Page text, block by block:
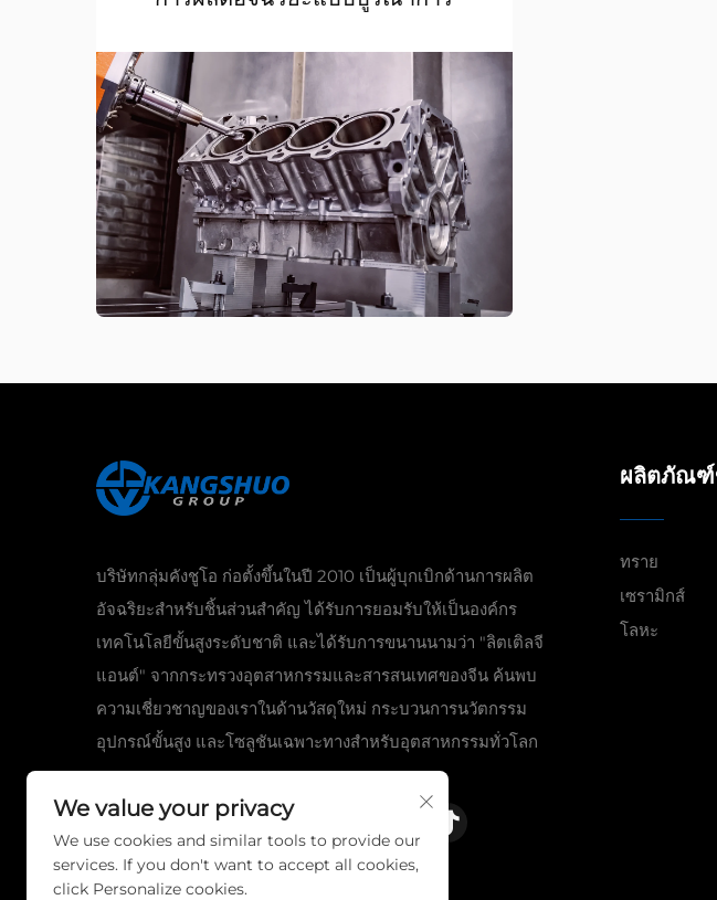
บริษัทกลุ่มคังชูโอ ก่อตั้งขึ้นในปี 2010 เป็นผู้บุกเบิกด้านการผลิต
อัจฉริยะสำหรับชิ้นส่วนสำคัญ ได้รับการยอมรับให้เป็นองค์กร
เทคโนโลยีขั้นสูงระดับชาติ และได้รับการขนานนามว่า "ลิตเติลจี
แอนต์" จากกระทรวงอุตสาหกรรมและสารสนเทศของจีน ค้นพบ
ความเชี่ยวชาญของเราในด้านวัสดุใหม่ กระบวนการนวัตกรรม
อุปกรณ์ขั้นสูง และโซลูชันเฉพาะทางสำหรับอุตสาหกรรมทั่วโลก
ผลิตภัณฑ์
ทราย
เซรามิกส์
โลหะ
We value your privacy
We use cookies and similar tools to provide our
services. If you don't want to accept all cookies,
click Personalize cookies.